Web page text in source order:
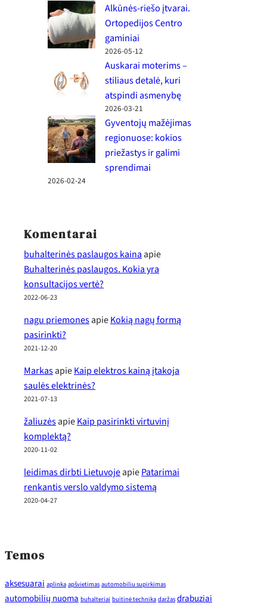
Alkūnės-riešo įtvarai.
Ortopedijos Centro
gaminiai
2026-05-12
Auskarai moterims –
stiliaus detalė, kuri
atspindi asmenybę
2026-03-21
Gyventojų mažėjimas
regionuose: kokios
priežastys ir galimi
sprendimai
2026-02-24
Komentarai
buhalterinės paslaugos kainaapie
Buhalterinės paslaugos. Kokia yra
konsultacijos vertė?
2022-06-23
nagu priemonesapieKokią nagų formą
pasirinkti?
2021-12-20
MarkasapieKaip elektros kainą įtakoja
saulės elektrinės?
2021-07-13
žaliuzėsapieKaip pasirinkti virtuvinį
komplektą?
2020-11-02
leidimas dirbti LietuvojeapiePatarimai
renkantis verslo valdymo sistemą
2020-04-27
Temos
aksesuarai aplinka apšvietimas automobiliu supirkimas
automobilių nuoma buhalteriai buitinė technika daržas drabuziai